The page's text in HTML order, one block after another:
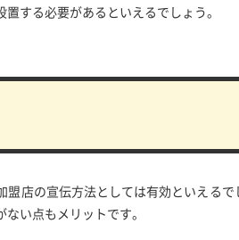
する必要があるといえるでしょう。
店の宣伝方法としては有効といえる
い点もメリットです。